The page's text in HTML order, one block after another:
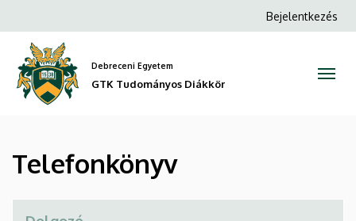
GTK
Tudományos
Diákkör
a
tartalomra
Anonim
Bejelentkezés
Debreceni Egyetem
GTK Tudományos Diákkör
Telefonkönyv